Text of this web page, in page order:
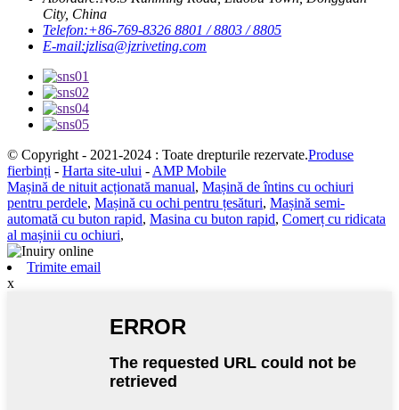
City, China
Telefon:+86-769-8326 8801 / 8803 / 8805
E-mail:jzlisa@jzriveting.com
© Copyright - 2021-2024 : Toate drepturile rezervate.Produse
fierbinți - Harta site-ului - AMP Mobile
Mașină de nituit acționată manual, Mașină de întins cu ochiuri
pentru perdele, Mașină cu ochi pentru țesături, Mașină semi-
automată cu buton rapid, Masina cu buton rapid, Comerț cu ridicata
al mașinii cu ochiuri,
Trimite email
x